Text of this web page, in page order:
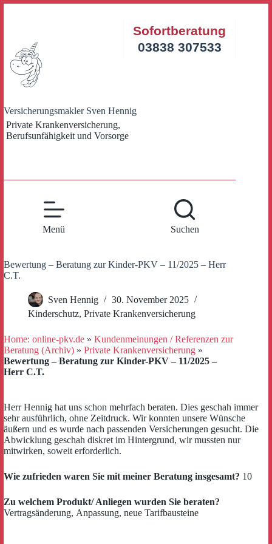
Versicherungsmakler Sven Hennig
Private Krankenversicherung,
Berufsunfähigkeit und Vorsorge
Sofortberatung
03838 307533
Menü Suchen
Bewertung – Beratung zur Kinder-PKV – 11/2025 – Herr
C.T.
Sven Hennig
30. November 2025
Kinderschutz, Private Krankenversicherung
Home: online-pkv.de » Kundenmeinungen / Referenzen zur
Beratung (Archiv) » Private Krankenversicherung »
Bewertung – Beratung zur Kinder-PKV – 11/2025 –
Herr C.T.
Herr Hennig hat uns schon mehrfach beraten. Dies geschah immer
sehr ausführlich, ohne Zeitdruck. Wir konnten unsere Wünsche
äußern und es wurde nach passenden Versicherungen gesucht. Die
Abwicklung geschah diskret im Hintergrund, wir mussten nur
mitwirken, soweit erforderlich.
Wie zufrieden waren Sie mit meiner Beratung insgesamt? 10
Zu welchem Produkt/ Anliegen wurden Sie beraten?
Vertragsänderung, Anpassung, neue Tarifbausteine